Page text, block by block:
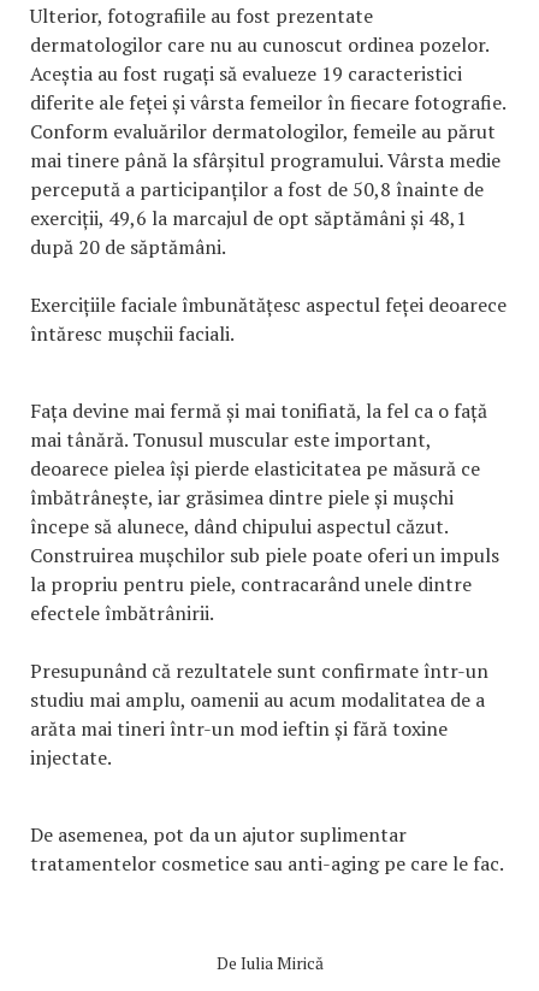
Ulterior, fotografiile au fost prezentate
dermatologilor care nu au cunoscut ordinea pozelor.
Aceștia au fost rugați să evalueze 19 caracteristici
diferite ale feței și vârsta femeilor în fiecare fotografie.
Conform evaluărilor dermatologilor, femeile au părut
mai tinere până la sfârșitul programului. Vârsta medie
percepută a participanților a fost de 50,8 înainte de
exerciții, 49,6 la marcajul de opt săptămâni și 48,1
după 20 de săptămâni.
Exercițiile faciale îmbunătățesc aspectul feței deoarece
întăresc mușchii faciali.
Fața devine mai fermă și mai tonifiată, la fel ca o față
mai tânără. Tonusul muscular este important,
deoarece pielea își pierde elasticitatea pe măsură ce
îmbătrânește, iar grăsimea dintre piele și mușchi
începe să alunece, dând chipului aspectul căzut.
Construirea mușchilor sub piele poate oferi un impuls
la propriu pentru piele, contracarând unele dintre
efectele îmbătrânirii.
Presupunând că rezultatele sunt confirmate într-un
studiu mai amplu, oamenii au acum modalitatea de a
arăta mai tineri într-un mod ieftin și fără toxine
injectate.
De asemenea, pot da un ajutor suplimentar
tratamentelor cosmetice sau anti-aging pe care le fac.
De Iulia Mirică